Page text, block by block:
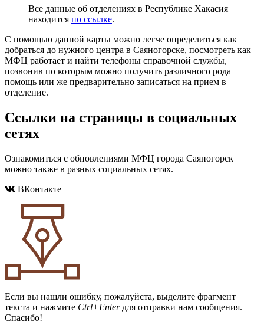
Все данные об отделениях в Республике Хакасия
находится по ссылке.
С помощью данной карты можно легче определиться как
добраться до нужного центра в Саяногорске, посмотреть как
МФЦ работает и найти телефоны справочной службы,
позвонив по которым можно получить различного рода
помощь или же предварительно записаться на прием в
отделение.
Ссылки на страницы в социальных
сетях
Ознакомиться с обновлениями МФЦ города Саяногорск
можно также в разных социальных сетях.
ВКонтакте
Если вы нашли ошибку, пожалуйста, выделите фрагмент
текста и нажмите Ctrl+Enterдля отправки нам сообщения.
Спасибо!